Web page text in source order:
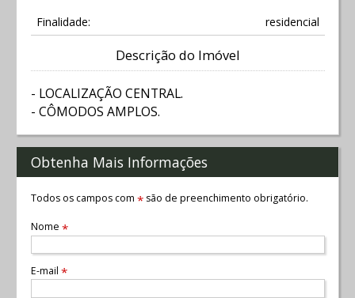
Finalidade: residencial
Descrição do Imóvel
- LOCALIZAÇÃO CENTRAL.
- CÔMODOS AMPLOS.
Obtenha Mais Informações
Todos os campos com *são de preenchimento obrigatório.
Nome *
E-mail *